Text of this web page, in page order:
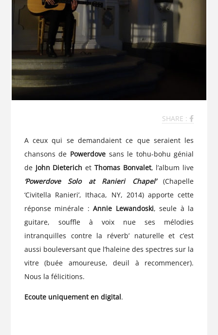
SHARE :
A ceux qui se demandaient ce que seraient les
chansons de Powerdovesans le tohu-bohu génial
de John Dieterich et Thomas Bonvalet, l’album live
‘Powerdove Solo at Ranieri Chapel’(Chapelle
‘Civitella Ranieri’, Ithaca, NY, 2014) apporte cette
réponse minérale :Annie Lewandoski, seule à la
guitare, souffle à voix nue ses mélodies
intranquilles contre la réverb’ naturelle et c’est
aussi bouleversant que l’haleine des spectres sur la
vitre (buée amoureuse, deuil à recommencer).
Nous la félicitions.
Ecoute uniquement en digital.